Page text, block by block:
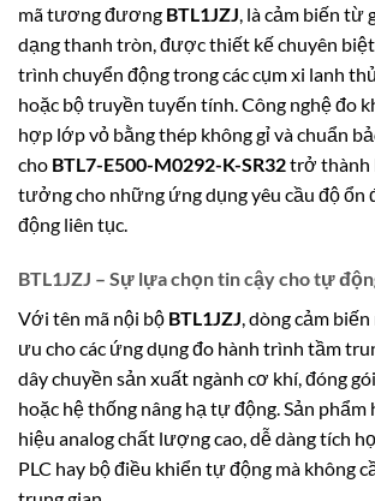
mã tương đương BTL1JZJ , là cảm biến
dạng thanh tròn, được thiết kế chuyên biệt
trình chuyển động trong các cụm xi lanh
hoặc bộ truyền tuyến tính. Công nghệ đo
hợp lớp vỏ bằng thép không gỉ và chuẩn
cho BTL7-E500-M0292-K-SR32trở thành
tưởng cho những ứng dụng yêu cầu độ ổn
động liên tục.
BTL1JZJ – Sự lựa chọn tin cậy cho tự
Với tên mã nội bộ BTL1JZJ, dòng cảm
ưu cho các ứng dụng đo hành trình tầm
dây chuyền sản xuất ngành cơ khí, đóng
hoặc hệ thống nâng hạ tự động. Sản
hiệu analog chất lượng cao, dễ dàng tích
PLC hay bộ điều khiển tự động mà không